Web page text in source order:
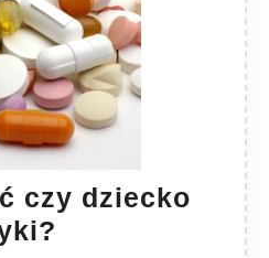
czy dziecko